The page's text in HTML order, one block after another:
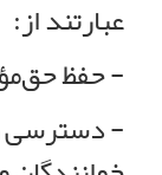
عبارتند از:
- حفظ
- دسترسی